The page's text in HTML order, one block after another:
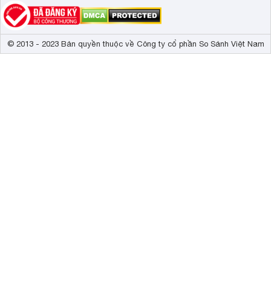
© 2013 - 2023 Bản quyền thuộc về Công ty cổ phần So Sánh Việt Nam